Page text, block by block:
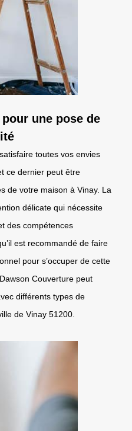
une pose de
toutes vos envies
ce dernier peut être
de votre maison à Vinay. La
délicate qui nécessite
des compétences
est recommandé de faire
pour s’occuper de cette
Couverture peut
différents types de
de Vinay 51200.